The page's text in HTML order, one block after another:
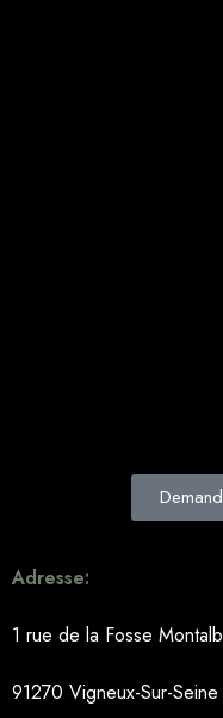
Adresse:
1 rue de la Fosse
91270 Vigneux-Sur-Seine